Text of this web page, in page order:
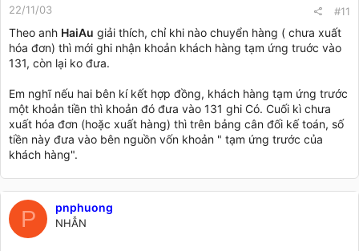
22/11/03 #11
Theo anh HaiAu giải thích, chỉ khi nào chuyển hàng ( chưa xuất
hóa đơn) thì mới ghi nhận khoản khách hàng tạm ứng truớc vào
131, còn lại ko đưa.
Em nghĩ nếu hai bên kí kết hợp đồng, khách hàng tạm ứng trước
một khoản tiền thì khoản đó đưa vào 131 ghi Có. Cuối kì chưa
xuất hóa đơn (hoặc xuất hàng) thì trên bảng cân đối kế toán, số
tiền này đưa vào bên nguồn vốn khoản " tạm ứng trước của
khách hàng".
P pnphuong
NHẪN